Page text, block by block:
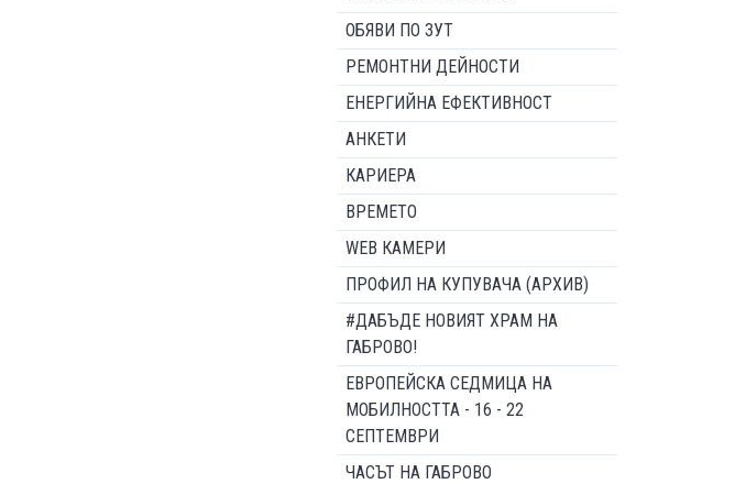
ОБЯВИ ПО ЗУТ
РЕМОНТНИ ДЕЙНОСТИ
ЕНЕРГИЙНА ЕФЕКТИВНОСТ
АНКЕТИ
КАРИЕРА
ВРЕМЕТО
WEB КАМЕРИ
ПРОФИЛ НА КУПУВАЧА (АРХИВ)
#ДАБЪДЕ НОВИЯТ ХРАМ НА
ГАБРОВО!
ЕВРОПЕЙСКА СЕДМИЦА НА
МОБИЛНОСТТА - 16 - 22
СЕПТЕМВРИ
ЧАСЪТ НА ГАБРОВО